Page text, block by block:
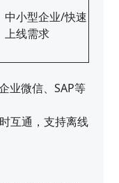
中小型企业/快速
上线需求
业微信、SAP等
互通，支持离线